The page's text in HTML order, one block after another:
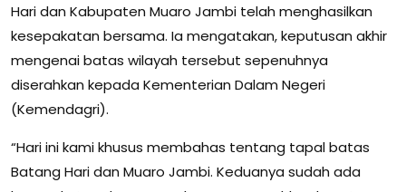
Hari dan Kabupaten Muaro Jambi telah menghasilkan
kesepakatan bersama. Ia mengatakan, keputusan akhir
mengenai batas wilayah tersebut sepenuhnya
diserahkan kepada Kementerian Dalam Negeri
(Kemendagri).
“Hari ini kami khusus membahas tentang tapal batas
Batang Hari dan Muaro Jambi. Keduanya sudah ada